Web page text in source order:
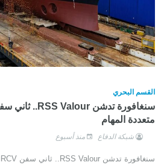
القسم البحري
متعددة المهام
شبكة الدفاع منذ أسبوع
سنغافورة تدشن RSS Valour.. ثاني سفن MRCV الحربية متعددة المهام